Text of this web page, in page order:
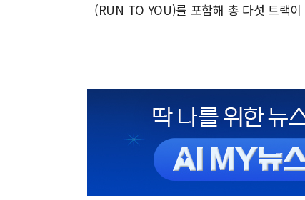
(RUN TO YOU)를 포함해 총 다섯 트랙